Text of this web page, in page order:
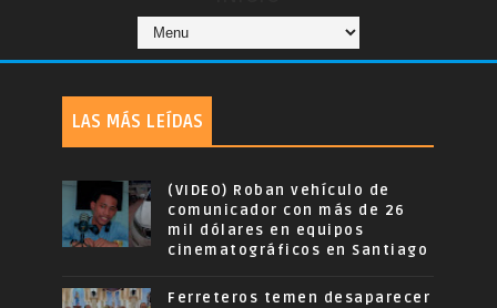
LAS MÁS LEÍDAS
(VIDEO) Roban vehículo de
comunicador con más de 26
mil dólares en equipos
cinematográficos en Santiago
Ferreteros temen desaparecer